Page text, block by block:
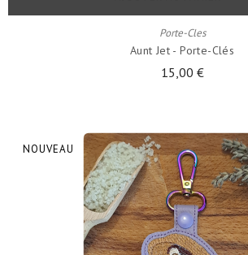
Porte-Cles
Aunt Jet - Porte-Clés
15,00 €
NOUVEAU